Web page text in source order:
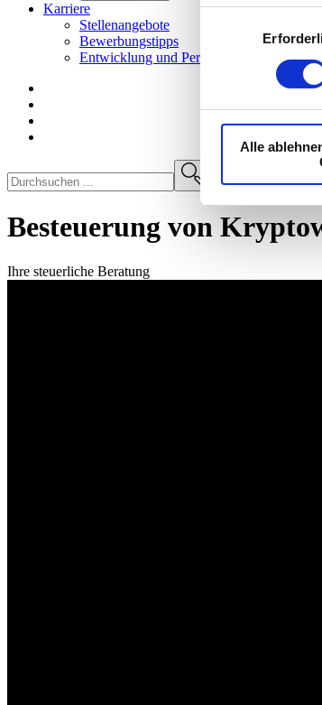
Alle
Karriere
Stellenangebote
Bewerbungstipps
Entwicklung und Perspektiven
Besteuerung von
Ihre steuerliche Beratung